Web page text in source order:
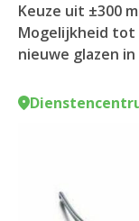
Keuze uit ±300
Mogelijkheid tot
nieuwe glazen